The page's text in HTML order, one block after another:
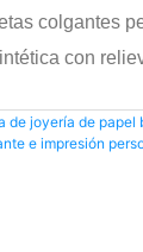
Y
colgantes
con